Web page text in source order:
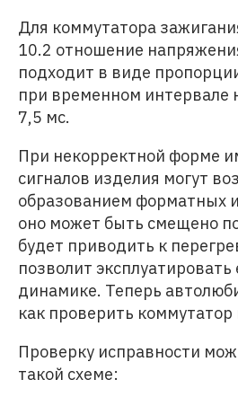
Для коммутатора
10.2 отношение
подходит в виде
при временном интервале
7,5 мс.
При некорректной форме
сигналов изделия могут
образованием форматных
оно может быть смещено
будет приводить к
позволит эксплуатировать
динамике. Теперь
как проверить коммутатор
Проверку исправности
такой схеме: